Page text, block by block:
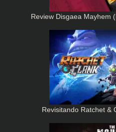
Review Disgaea Mayhem
Revisitando Ratchet &